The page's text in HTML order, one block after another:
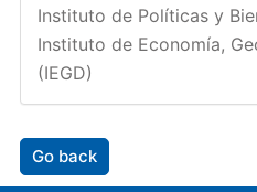
Instituto de Políticas y
Instituto de Economía,
(IEGD)
Go back